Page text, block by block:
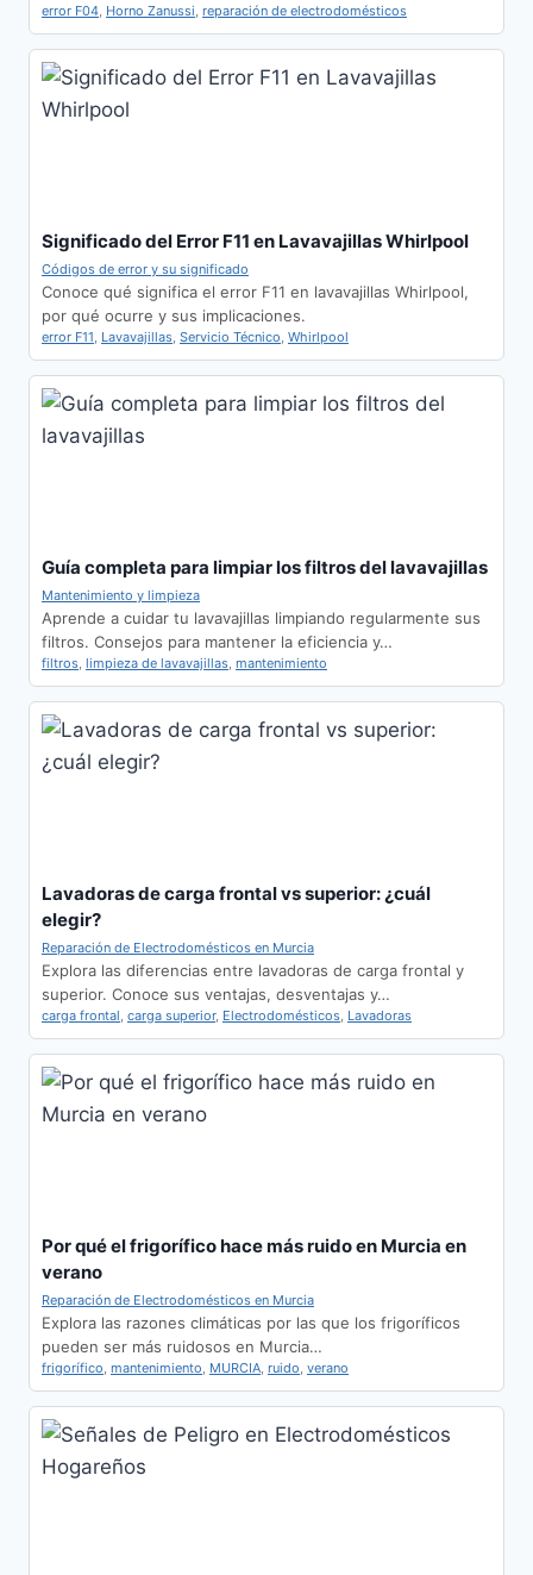
error F04 Horno Zanussi reparación de electrodomésticos
Significado del Error F11 en Lavavajillas Whirlpool
Códigos de error y su significado
Conoce qué significa el error F11 en lavavajillas Whirlpool,
por qué ocurre y sus implicaciones.
error F11 Lavavajillas Servicio Técnico Whirlpool
Guía completa para limpiar los filtros del lavavajillas
Mantenimiento y limpieza
Aprende a cuidar tu lavavajillas limpiando regularmente sus
filtros. Consejos para mantener la eficiencia y…
filtros limpieza de lavavajillas mantenimiento
Lavadoras de carga frontal vs superior: ¿cuál
elegir?
Reparación de Electrodomésticos en Murcia
Explora las diferencias entre lavadoras de carga frontal y
superior. Conoce sus ventajas, desventajas y…
carga frontal carga superior, Electrodomésticos Lavadoras
Por qué el frigorífico hace más ruido en Murcia en
verano
Reparación de Electrodomésticos en Murcia
Explora las razones climáticas por las que los frigoríficos
pueden ser más ruidosos en Murcia…
frigorífico mantenimiento MURCIA ruido verano